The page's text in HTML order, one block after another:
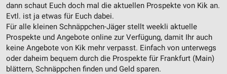
dann schaut Euch doch mal die aktuellen Prospekte von Kik an.
Evtl. ist ja etwas für Euch dabei.
Für alle kleinen Schnäppchen-Jäger stellt weekli aktuelle
Prospekte und Angebote online zur Verfügung, damit Ihr auch
keine Angebote von Kik mehr verpasst. Einfach von unterwegs
oder daheim bequem durch die Prospekte für Frankfurt (Main)
blättern, Schnäppchen finden und Geld sparen.
Performance
Funktional
Werbung